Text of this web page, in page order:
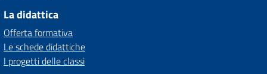
La didattica
Offerta formativa
Le schede didattiche
I progetti delle classi